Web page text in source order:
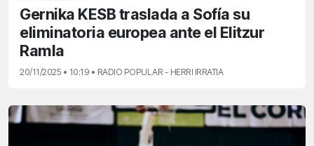
Gernika KESB traslada a Sofía su
eliminatoria europea ante el Elitzur
Ramla
20/11/2025 • 10:19 • RADIO POPULAR - HERRI IRRATIA